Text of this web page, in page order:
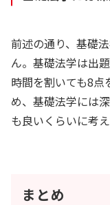
前述の通り、基礎
ん。基礎法学は出
時間を割いても8
め、基礎法学には
も良いくらいに考
まとめ